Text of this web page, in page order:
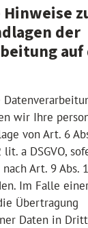
der
wir Ihre
von Art. 6
lit. a DSGVO,
Art. 9 Abs.
Im Falle
Übertragung
Daten in